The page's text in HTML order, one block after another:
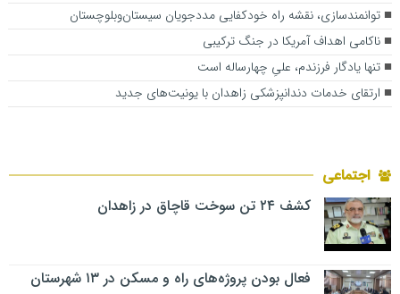
توانمندسازی، نقشه راه خودکفایی مددجویان سیستان‌وبلوچستان
ناکامی اهداف آمریکا در جنگ ترکیبی
تنها یادگار فرزندم، علیِ چهارساله است
ارتقای خدمات دندانپزشکی زاهدان با یونیت‌های جدید
اجتماعی
کشف ۲۴ تن سوخت قاچاق در زاهدان
فعال بودن پروژه‌های راه و مسکن در ۱۳ شهرستان